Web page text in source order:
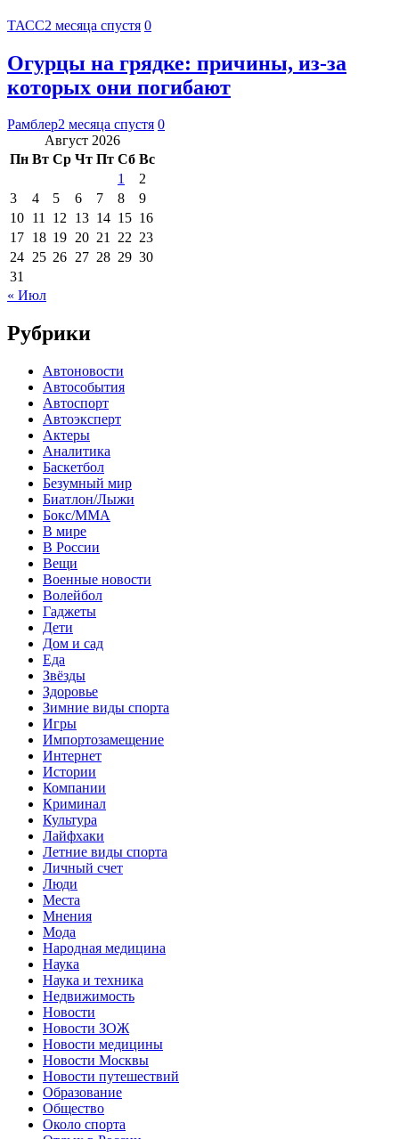
ТАСС2 месяца спустя 0
Огурцы на грядке: причины, из-за
которых они погибают
Рамблер2 месяца спустя 0
Август 2026
Пн Вт Ср Чт Пт Сб Вс
1
2
3
4 5 6 7 8
9
10 11 12 13 14 15 16
17 18 19 20 21 22 23
24 25 26 27 28 29 30
31
« Июл
Рубрики
Автоновости
Автособытия
Автоспорт
Автоэксперт
Актеры
Аналитика
Баскетбол
Безумный мир
Биатлон/Лыжи
Бокс/MMA
В мире
В России
Вещи
Военные новости
Волейбол
Гаджеты
Дети
Дом и сад
Еда
Звёзды
Здоровье
Зимние виды спорта
Игры
Импортозамещение
Интернет
Истории
Компании
Криминал
Культура
Лайфхаки
Летние виды спорта
Личный счет
Люди
Места
Мнения
Мода
Народная медицина
Наука
Наука и техника
Недвижимость
Новости
Новости ЗОЖ
Новости медицины
Новости Москвы
Новости путешествий
Образование
Общество
Около спорта